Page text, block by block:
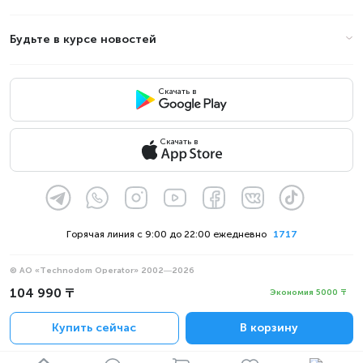
104 990 ₸ Экономия 5000 ₸
Купить сейчас В корзину
Будьте в курсе новостей
Скачать в
Скачать в
1717
Горячая линия с 9:00 до 22:00 ежедневно
© АО «Technodom Operator» 2002—2026
Мы принимаем:
Политика конфиденциальности